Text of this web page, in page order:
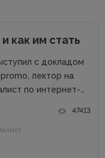
как им стать
с докладом
лектор на
по интернет-
насколько
актуальна профессия и как им стать. Что такое...
47413